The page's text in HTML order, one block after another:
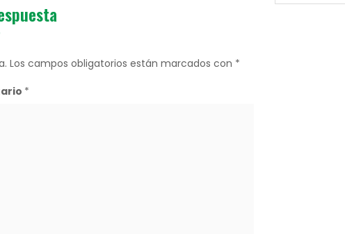
Los campos obligatorios están marcados con *
*